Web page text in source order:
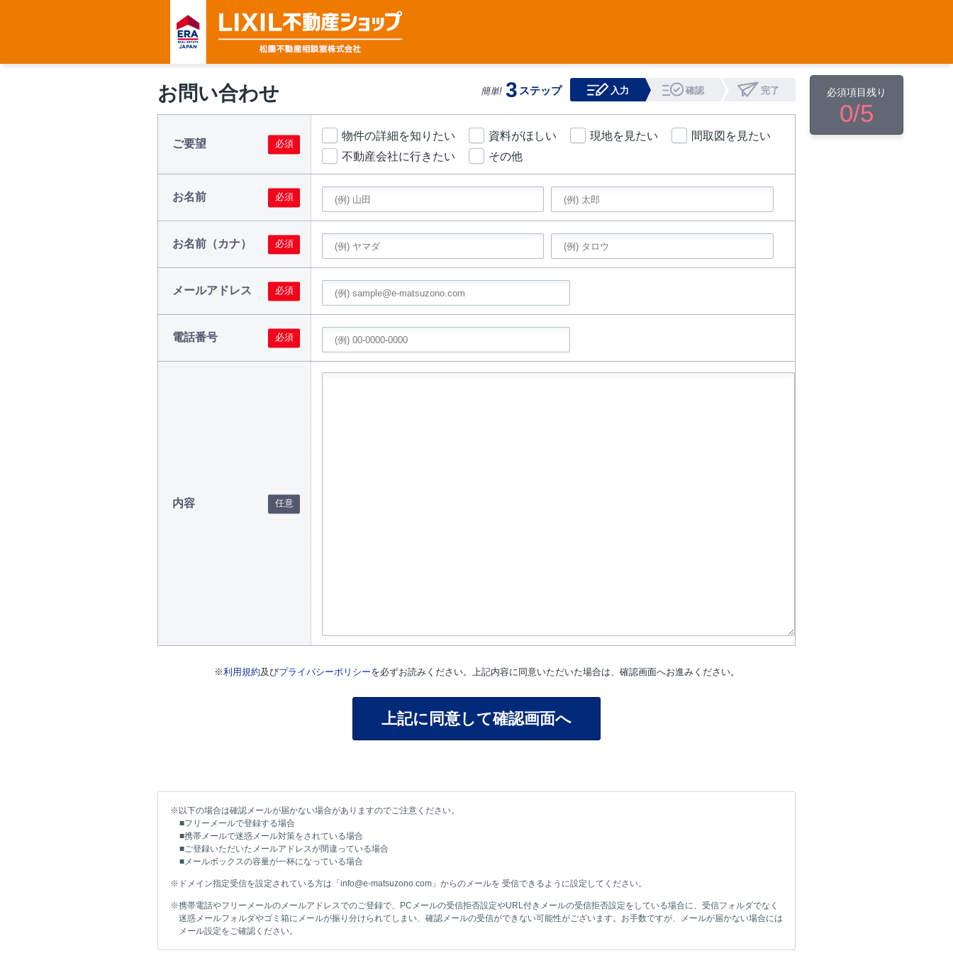
お問い合わせ 簡単! 3 ステップ 入力 確認 完了
ご要望
物件の詳細を知りたい 資料がほしい 現地を見たい
間取図を見たい
不動産会社に行きたい
その他
お名前
お名前（カナ）
メールアドレス
電話番号
内容
※利用規約及びプライバシーポリシーを必ずお読みください。上記内容に同意いただいた場合は、確認画面へお進みください。
※以下の場合は確認メールが届かない場合がありますのでご注意ください。
■フリーメールで登録する場合
■携帯メールで迷惑メール対策をされている場合
■ご登録いただいたメールアドレスが間違っている場合
■メールボックスの容量が一杯になっている場合
※ドメイン指定受信を設定されている方は「info@e-matsuzono.com」からのメールを 受信できるように設定してください。
※携帯電話やフリーメールのメールアドレスでのご登録で、PCメールの受信拒否設定やURL付きメールの受信拒否設定をしている場合に、受信フォルダでなく
迷惑メールフォルダやゴミ箱にメールが振り分けられてしまい、確認メールの受信ができない可能性がございます。お手数ですが、メールが届かない場合には
メール設定をご確認ください。
必須項目残り
0/5